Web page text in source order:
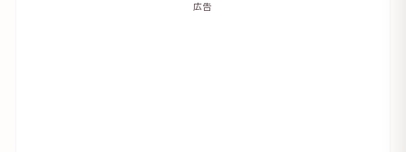
広告